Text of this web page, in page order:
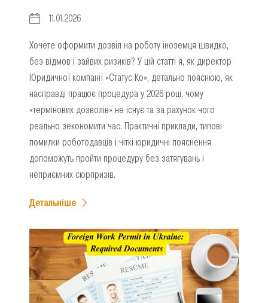
11.01.2026
Хочете оформити дозвіл на роботу іноземця швидко,
без відмов і зайвих ризиків? У цій статті я, як директор
Юридичної компанії «Статус Ко», детально пояснюю, як
насправді працює процедура у 2026 році, чому
«термінових дозволів» не існує та за рахунок чого
реально зекономити час. Практичні приклади, типові
помилки роботодавців і чіткі юридичні пояснення
допоможуть пройти процедуру без затягувань і
неприємних сюрпризів.
Детальніше